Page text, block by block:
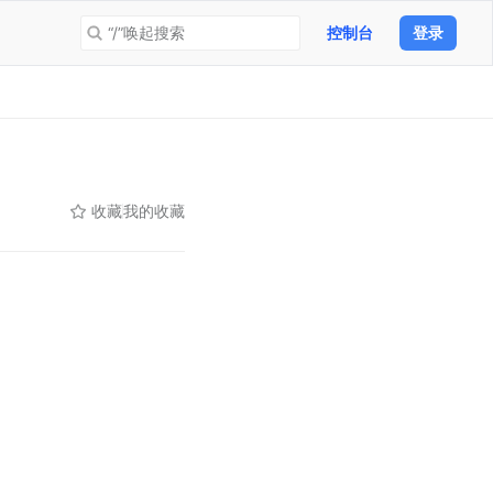
“/”唤起搜索 控制台 登录
收藏我的收藏